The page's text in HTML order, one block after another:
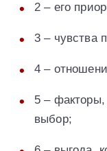
2 – его
3 – чувства
4 –
5 –
выбор;